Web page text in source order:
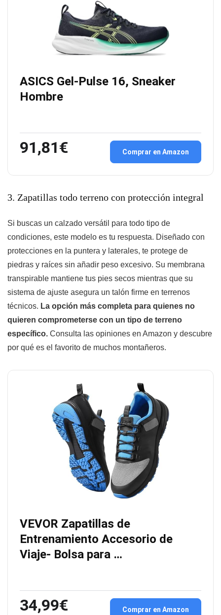
ASICS Gel-Pulse 16, Sneaker
Hombre
91,81€ Comprar en Amazon
3. Zapatillas todo terreno con protección integral
Si buscas un calzado versátil para todo tipo de
condiciones, este modelo es tu respuesta. Diseñado con
protecciones en la puntera y laterales, te protege de
piedras y raíces sin añadir peso excesivo. Su membrana
transpirable mantiene tus pies secos mientras que su
sistema de ajuste asegura un talón firme en terrenos
técnicos. La opción más completa para quienes no
quieren comprometerse con un tipo de terreno
específico. Consulta las opiniones en Amazon y descubre
por qué es el favorito de muchos montañeros.
VEVOR Zapatillas de
Entrenamiento Accesorio de
Viaje- Bolsa para …
34,99€ Comprar en Amazon